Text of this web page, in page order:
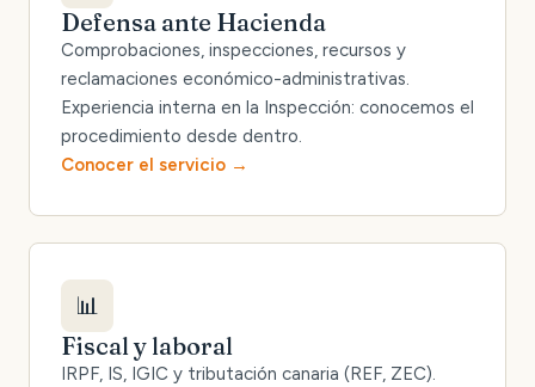
Defensa ante Hacienda
Comprobaciones, inspecciones, recursos y
reclamaciones económico-administrativas.
Experiencia interna en la Inspección: conocemos el
procedimiento desde dentro.
Conocer el servicio
📊
Fiscal y laboral
IRPF, IS, IGIC y tributación canaria (REF, ZEC).